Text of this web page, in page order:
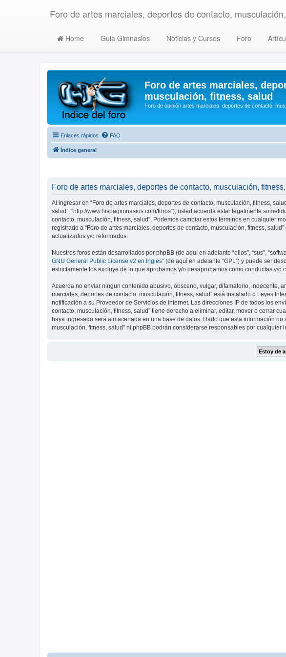
Foro de artes marciales, deportes de contacto,
Home Guia Gimnasios Noticias y Cursos Foro
Foro de artes marciales,
musculación, fitness, salud
Foro de opinión artes marciales, deportes de contacto,
Enlaces rápidos FAQ
Índice general
Foro de artes marciales, deportes de contacto, musculación,
Al ingresar en “Foro de artes marciales, deportes de contacto, musculación, fitness,
salud”, “http://www.hispagimnasios.com/foros”), usted acuerda estar legalmente
contacto, musculación, fitness, salud”. Podemos cambiar estos términos en cualquier
registrado a “Foro de artes marciales, deportes de contacto, musculación, fitness,
actualizados y/o reformados.
Nuestros foros están desarrollados por phpBB (de aquí en adelante “ellos”, “sus”,
GNU General Public License v2 en Ingles” (de aquí en adelante “GPL”) y puede ser
estrictamente los excluye de lo que aprobamos y/o desaprobamos como conductas y/
Acuerda no enviar ningun contenido abusivo, obsceno, vulgar, difamatorio, indecente,
marciales, deportes de contacto, musculación, fitness, salud” está instalado o Leyes
notificación a su Proveedor de Servicios de Internet. Las direcciones IP de todos los
contacto, musculación, fitness, salud” tiene derecho a eliminar, editar, mover o cerrar
haya ingresado será almacenada en una base de datos. Dado que esta información
musculación, fitness, salud” ni phpBB podrán considerarse responsables por